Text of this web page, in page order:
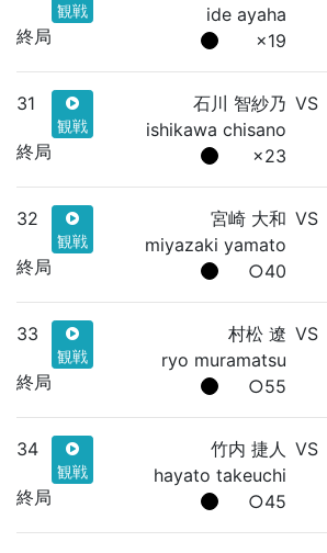
観戦
終局
ide ayaha
×19
31
観戦
終局
石川 智紗乃
ishikawa chisano
×23
VS
32
観戦
終局
宮崎 大和
miyazaki yamato
○40
VS
33
観戦
終局
村松 遼
ryo muramatsu
○55
VS
34
観戦
終局
竹内 捷人
hayato takeuchi
○45
VS